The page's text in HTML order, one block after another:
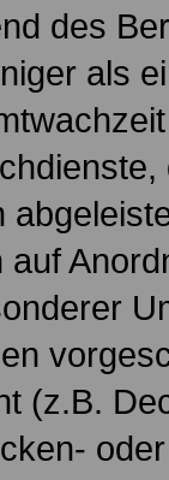
des
als
auf
(z.B.
oder